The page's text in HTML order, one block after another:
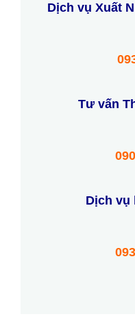
Dịch vụ Xuất
Tư vấn
Dịch vụ